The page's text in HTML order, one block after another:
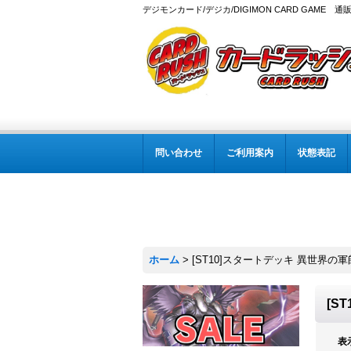
デジモンカード/デジカ/DIGIMON CARD GAME 通
問い合わせ ご利用案内 状態表記
ホーム > [ST10]スタートデッキ 異世界の軍
表